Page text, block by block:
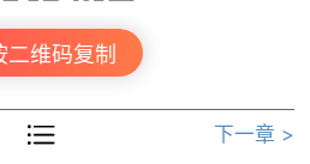
二维码复制
 下一章 >